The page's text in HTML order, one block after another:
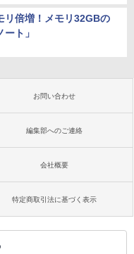
リ倍増！メモリ32GBの
ート」
お問い合わせ
編集部へのご連絡
会社概要
特定商取引法に基づく表示